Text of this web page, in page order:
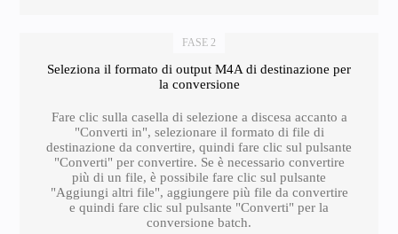
FASE 2
Seleziona il formato di output M4A di destinazione per
la conversione
Fare clic sulla casella di selezione a discesa accanto a
"Converti in", selezionare il formato di file di
destinazione da convertire, quindi fare clic sul pulsante
"Converti" per convertire. Se è necessario convertire
più di un file, è possibile fare clic sul pulsante
"Aggiungi altri file", aggiungere più file da convertire
e quindi fare clic sul pulsante "Converti" per la
conversione batch.